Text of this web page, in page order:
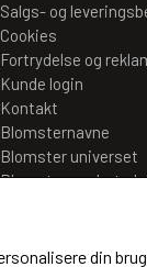
Salgs- og
Cookies
Fortrydelse og
Kunde login
Kontakt
Blomsternavne
Blomster universet
Blomsternes
din